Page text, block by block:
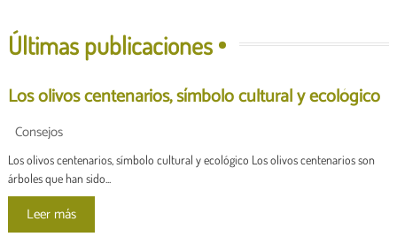
a
v
e
g
a
c
Últimas publicaciones
Los olivos centenarios, símbolo cultural y ecológico
Consejos
Los olivos centenarios, símbolo cultural y ecológico Los olivos centenarios son
árboles que han sido...
Leer más